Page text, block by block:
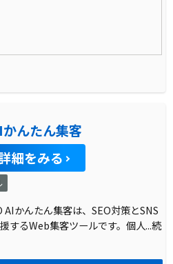
んたん集客
細をみる
かんたん集客は、SEO対策とSNS
するWeb集客ツールです。個人...続